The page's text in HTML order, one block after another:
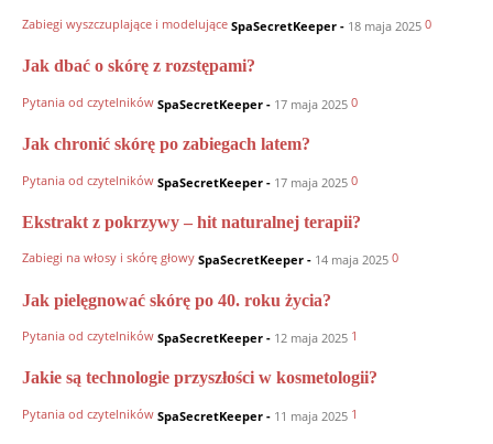
Zabiegi wyszczuplające i modelujące SpaSecretKeeper - 18 maja 2025 0
Jak dbać o skórę z rozstępami?
Pytania od czytelników SpaSecretKeeper - 17 maja 2025 0
Jak chronić skórę po zabiegach latem?
Pytania od czytelników SpaSecretKeeper - 17 maja 2025 0
Ekstrakt z pokrzywy – hit naturalnej terapii?
Zabiegi na włosy i skórę głowy SpaSecretKeeper - 14 maja 2025 0
Jak pielęgnować skórę po 40. roku życia?
Pytania od czytelników SpaSecretKeeper - 12 maja 2025 1
Jakie są technologie przyszłości w kosmetologii?
Pytania od czytelników SpaSecretKeeper - 11 maja 2025 1